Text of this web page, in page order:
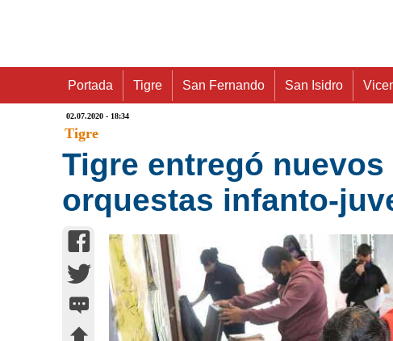
Portada Tigre San Fernando San Isidro
02.07.2020 - 18:34
Tigre
Tigre entregó
orquestas infanto-